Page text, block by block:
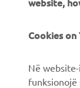
News
Cookies
Në